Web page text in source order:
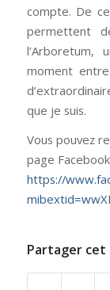
compte. De
permettent
l’Arboretum,
moment
que je suis.
Vous pouvez
page
https://
Partager cet